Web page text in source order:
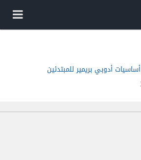
أساسيات أدوبي بريمير للمبتدئين